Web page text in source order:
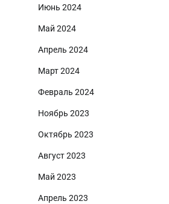
Июнь 2024
Май 2024
Апрель 2024
Март 2024
Февраль 2024
Ноябрь 2023
Октябрь 2023
Август 2023
Май 2023
Апрель 2023